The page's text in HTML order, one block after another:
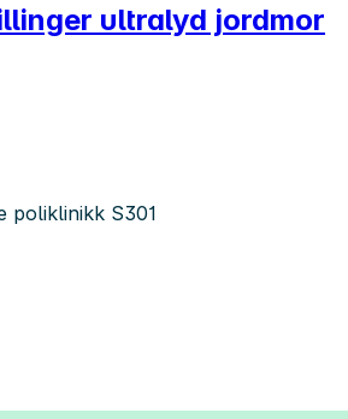
ultralyd jordmor
poliklinikk S301